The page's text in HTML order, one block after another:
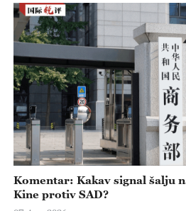
Komentar: Kakav signal šalju
Kine protiv SAD?